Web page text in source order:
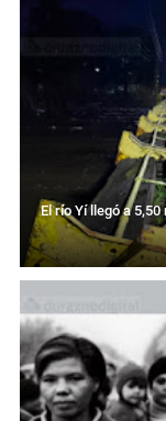
El río Yí llegó a